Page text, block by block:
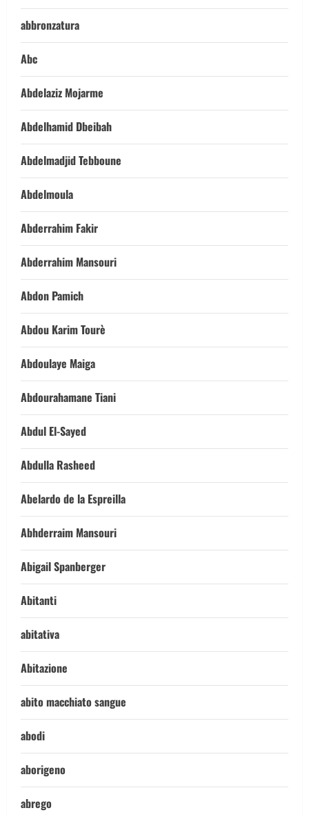
abbronzatura
Abc
Abdelaziz Mojarme
Abdelhamid Dbeibah
Abdelmadjid Tebboune
Abdelmoula
Abderrahim Fakir
Abderrahim Mansouri
Abdon Pamich
Abdou Karim Tourè
Abdoulaye Maiga
Abdourahamane Tiani
Abdul El-Sayed
Abdulla Rasheed
Abelardo de la Espreilla
Abhderraim Mansouri
Abigail Spanberger
Abitanti
abitativa
Abitazione
abito macchiato sangue
abodi
aborigeno
abrego